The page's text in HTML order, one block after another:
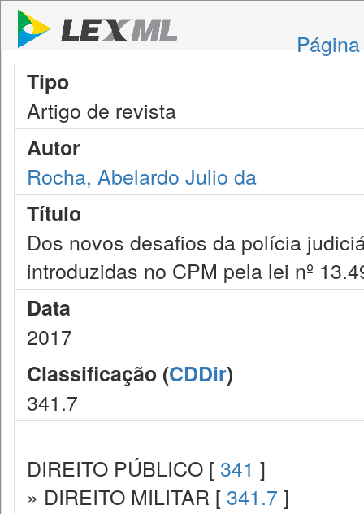
Tipo
Artigo de revista
Autor
Rocha, Abelardo Julio da
Título
Dos novos desafios da polícia
introduzidas no CPM pela lei nº
Data
2017
Classificação (CDDir)
341.7
DIREITO PÚBLICO [ 341 ]
» DIREITO MILITAR [ 341.7 ]